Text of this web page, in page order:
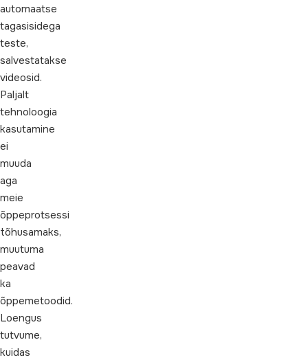
automaatse
tagasisidega
teste,
salvestatakse
videosid.
Paljalt
tehnoloogia
kasutamine
ei
muuda
aga
meie
õppeprotsessi
tõhusamaks,
muutuma
peavad
ka
õppemetoodid.
Loengus
tutvume,
kuidas